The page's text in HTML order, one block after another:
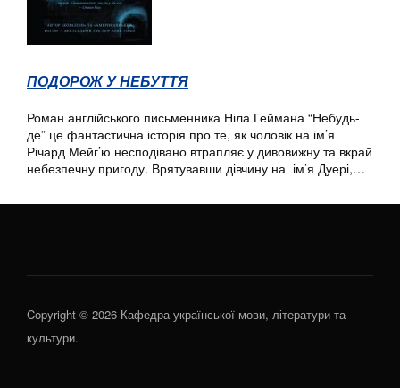
ПОДОРОЖ У НЕБУТТЯ
Роман англійського письменника Ніла Геймана “Небудь-
де” це фантастична історія про те, як чоловік на ім’я
Річард Мейг’ю несподівано втрапляє у дивовижну та вкрай
небезпечну пригоду. Врятувавши дівчину на ім’я Дуері,…
Copyright © 2026 Кафедра української мови, літератури та
культури.